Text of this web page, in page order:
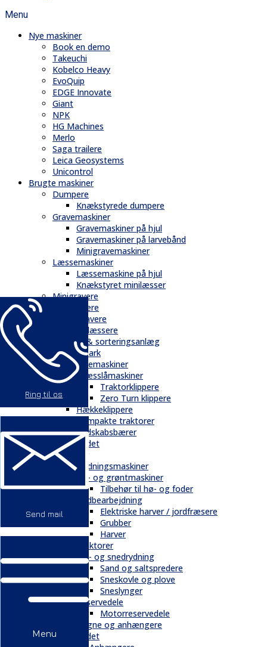
Ring til os
Send mail
Menu
Menu
Nye maskiner
Book en demo
Takeuchi
Kobelco Heavy
EvoQuip
EDGE Innovate
Giant
NPK
HG Machines
Merlo
Saga trailere
Leica Geosystems
Unicontrol
Brugte maskiner
Dumpere
Knækstyrede dumpere
Gravemaskiner
Gravemaskiner på hjul
Gravemaskiner på larvebånd
Minigravemaskiner
Læssemaskiner
Læssemaskine på hjul
Knækstyret minilæsser
Minigravere
Minilæssere
Rendegravere
Teleskoplæssere
Knusere & sorteringsanlæg
Have & Park
Fejemaskiner
Græsslåmaskiner
Traktorklippere
Zero Turn klippere
Hækkeklippere
Kompakte traktorer
Redskabsbærer
Andet
Landbrug
Gødningsmaskiner
Hø- og grøntmaskiner
Tilbehør til hø- og foder
Jordbearbejdning
Elektriske harver / jordfræsere
Grubber
Harver
Traktorer
Vej- og snedrydning
Sand og saltspredere
Sneskovle og plove
Sneslynger
Reservedele
Motorreservedele
Vogne og anhængere
Andet